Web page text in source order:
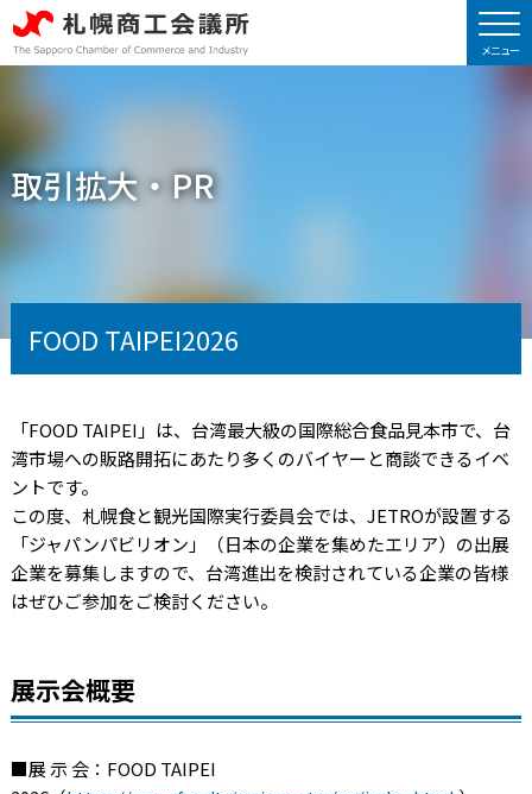
取引拡大・PR
FOOD TAIPEI2026
「FOOD TAIPEI」は、台湾最大級の国際総合食品見本市で、台
湾市場への販路開拓にあたり多くのバイヤーと商談できるイベ
ントです。
この度、札幌食と観光国際実行委員会では、JETROが設置する
「ジャパンパビリオン」（日本の企業を集めたエリア）の出展
企業を募集しますので、台湾進出を検討されている企業の皆様
はぜひご参加をご検討ください。
展示会概要
■展 示 会：FOOD TAIPEI